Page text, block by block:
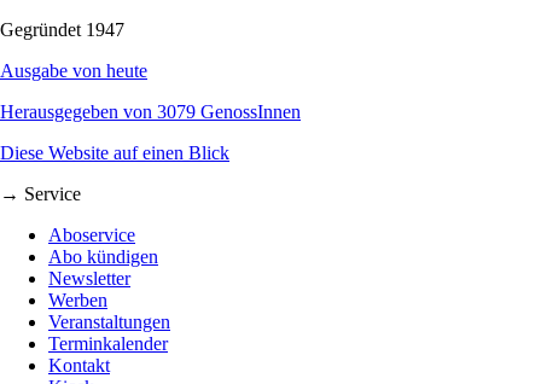
Gegründet 1947
Ausgabe von heute
Herausgegeben von 3079 GenossInnen
Diese Website auf einen Blick
→ Service
Aboservice
Abo kündigen
Newsletter
Werben
Veranstaltungen
Terminkalender
Kontakt